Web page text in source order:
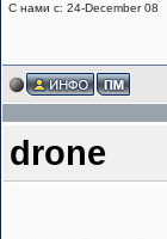
С нами с: 24-December 08
drone